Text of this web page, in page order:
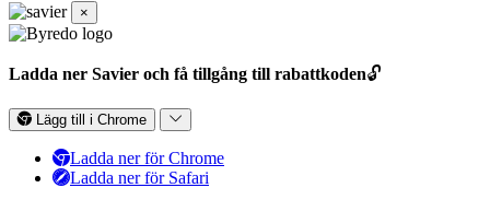
×
Ladda ner Savier och få tillgång till rabattkoden🔓
Lägg till i Chrome
Ladda ner för Chrome
Ladda ner för Safari